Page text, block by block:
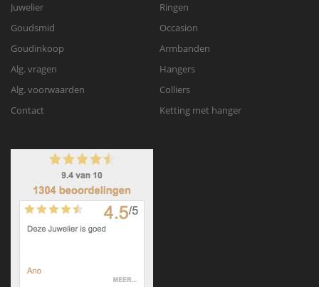
Juwelier
Goudsmid
Goudinkoop
Alg. vragen
Alg. voorwaarden
Contact
Ringen
Occasion
Armbanden
Hangers
Colliers
Ketting met hanger